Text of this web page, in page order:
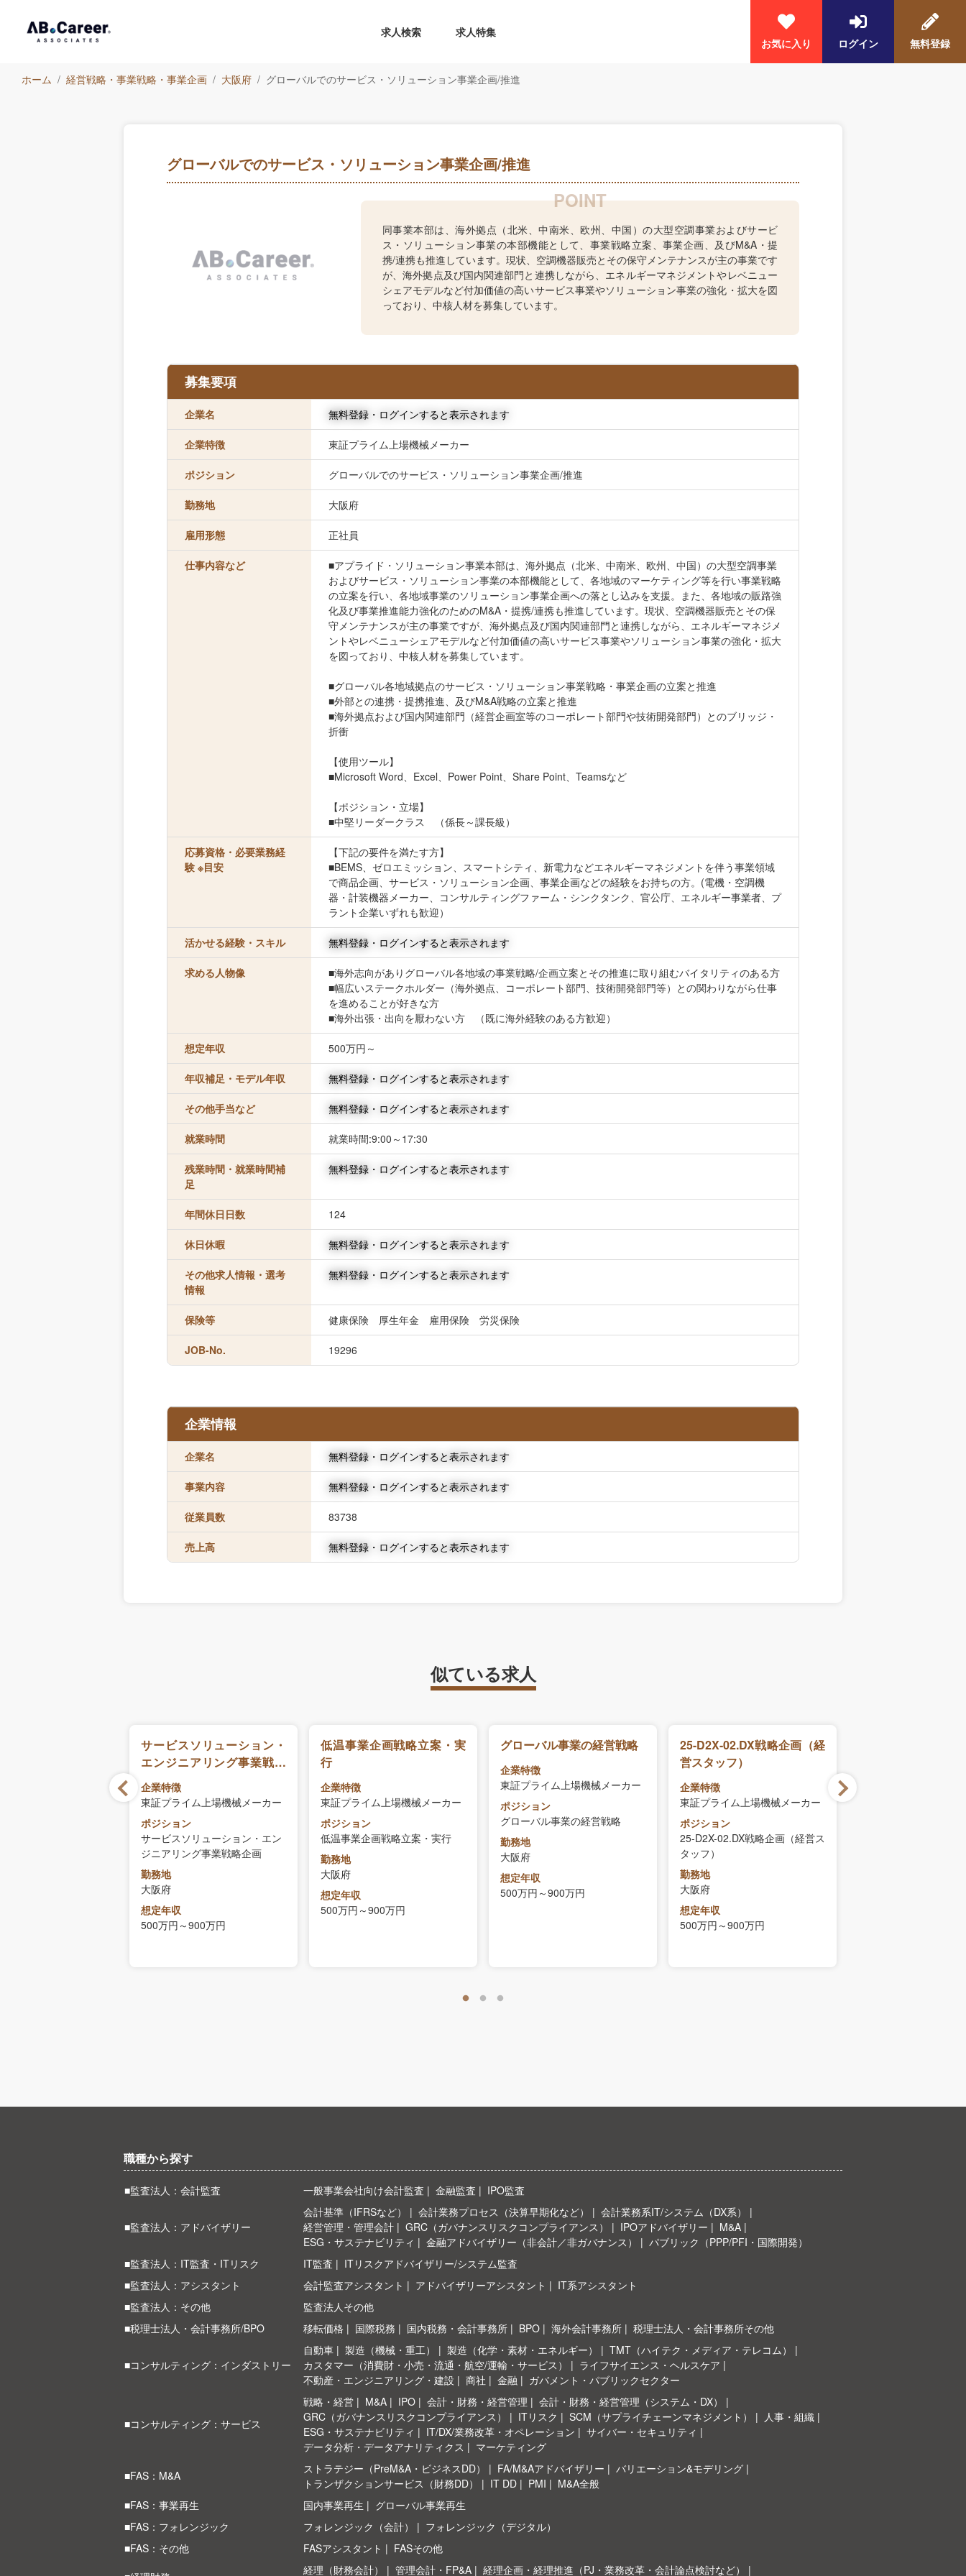
求人検索
求人特集
お気に入り
ログイン 無料登録
ホーム 経営戦略・事業戦略・事業企画 大阪府 グローバルでのサービス・ソリューション事業企画/推進
グローバルでのサービス・ソリューション事業企画/推進
同事業本部は、海外拠点（北米、中南米、欧州、中国）の大型空調事業およびサービ
ス・ソリューション事業の本部機能として、事業戦略立案、事業企画、及びM&A・提
携/連携も推進しています。現状、空調機器販売とその保守メンテナンスが主の事業です
が、海外拠点及び国内関連部門と連携しながら、エネルギーマネジメントやレベニュー
シェアモデルなど付加価値の高いサービス事業やソリューション事業の強化・拡大を図
っており、中核人材を募集しています。
募集要項
企業名 無料登録・ログインすると表示されます
企業特徴 東証プライム上場機械メーカー
ポジション グローバルでのサービス・ソリューション事業企画/推進
勤務地 大阪府
雇用形態 正社員
仕事内容など
■アプライド・ソリューション事業本部は、海外拠点（北米、中南米、欧州、中国）の大型空調事業
およびサービス・ソリューション事業の本部機能として、各地域のマーケティング等を行い事業戦略
の立案を行い、各地域事業のソリューション事業企画への落とし込みを支援。また、各地域の販路強
化及び事業推進能力強化のためのM&A・提携/連携も推進しています。現状、空調機器販売とその保
守メンテナンスが主の事業ですが、海外拠点及び国内関連部門と連携しながら、エネルギーマネジメ
ントやレベニューシェアモデルなど付加価値の高いサービス事業やソリューション事業の強化・拡大
を図っており、中核人材を募集しています。
■グローバル各地域拠点のサービス・ソリューション事業戦略・事業企画の立案と推進
■外部との連携・提携推進、及びM&A戦略の立案と推進
■海外拠点および国内関連部門（経営企画室等のコーポレート部門や技術開発部門）とのブリッジ・
折衝
【使用ツール】
■Microsoft Word、Excel、Power Point、Share Point、Teamsなど
【ポジション・立場】
■中堅リーダークラス （係長～課長級）
応募資格・必要業務経
験 ※目安
【下記の要件を満たす方】
■BEMS、ゼロエミッション、スマートシティ、新電力などエネルギーマネジメントを伴う事業領域
で商品企画、サービス・ソリューション企画、事業企画などの経験をお持ちの方。(電機・空調機
器・計装機器メーカー、コンサルティングファーム・シンクタンク、官公庁、エネルギー事業者、プ
ラント企業いずれも歓迎）
活かせる経験・スキル 無料登録・ログインすると表示されます
求める人物像
■海外志向がありグローバル各地域の事業戦略/企画立案とその推進に取り組むバイタリティのある方
■幅広いステークホルダー（海外拠点、コーポレート部門、技術開発部門等）との関わりながら仕事
を進めることが好きな方
■海外出張・出向を厭わない方 （既に海外経験のある方歓迎）
想定年収 500万円～
年収補足・モデル年収 無料登録・ログインすると表示されます
その他手当など 無料登録・ログインすると表示されます
就業時間 就業時間:9:00～17:30
残業時間・就業時間補
足
無料登録・ログインすると表示されます
年間休日日数 124
休日休暇 無料登録・ログインすると表示されます
その他求人情報・選考
情報
無料登録・ログインすると表示されます
保険等 健康保険 厚生年金 雇用保険 労災保険
JOB-No. 19296
企業情報
企業名 無料登録・ログインすると表示されます
事業内容 無料登録・ログインすると表示されます
従業員数 83738
売上高 無料登録・ログインすると表示されます
似ている求人
サービスソリューション・
エンジニアリング事業戦略
企画
企業特徴
東証プライム上場機械メーカー
ポジション
サービスソリューション・エン
ジニアリング事業戦略企画
勤務地
大阪府
想定年収
500万円～900万円
低温事業企画戦略立案・実
行
企業特徴
東証プライム上場機械メーカー
ポジション
低温事業企画戦略立案・実行
勤務地
大阪府
想定年収
500万円～900万円
グローバル事業の経営戦略
企業特徴
東証プライム上場機械メーカー
ポジション
グローバル事業の経営戦略
勤務地
大阪府
想定年収
500万円～900万円
25-D2X-02.DX戦略企画（経
営スタッフ）
企業特徴
東証プライム上場機械メーカー
ポジション
25-D2X-02.DX戦略企画（経営ス
タッフ）
勤務地
大阪府
想定年収
500万円～900万円
職種から探す
■監査法人：会計監査 一般事業会社向け会計監査 金融監査 IPO監査
■監査法人：アドバイザリー
会計基準（IFRSなど） 会計業務プロセス（決算早期化など）
会計業務系IT/システム（DX系）
経営管理・管理会計
GRC（ガバナンスリスクコンプライアンス） IPOアドバイザリー
M&A
ESG・サステナビリティ
金融アドバイザリー（非会計／非ガバナンス）
パブリック（PPP/PFI・国際開発）
■監査法人：IT監査・ITリスク
IT監査
ITリスクアドバイザリー/システム監査
■監査法人：アシスタント
会計監査アシスタント アドバイザリーアシスタント
IT系アシスタント
■監査法人：その他
監査法人その他
■税理士法人・会計事務所/BPO
移転価格 国際税務 国内税務・会計事務所 BPO 海外会計事務所 税理士法人・会計事務所その他
■コンサルティング：インダストリー
自動車 製造（機械・重工） 製造（化学・素材・エネルギー）
TMT（ハイテク・メディア・テレコム）
カスタマー（消費財・小売・流通・航空/運輸・サービス）
ライフサイエンス・ヘルスケア
不動産・エンジニアリング・建設
商社 金融 ガバメント・パブリックセクター
■コンサルティング：サービス
戦略・経営 M&A IPO 会計・財務・経営管理
会計・財務・経営管理（システム・DX）
GRC（ガバナンスリスクコンプライアンス）
ITリスク SCM（サプライチェーンマネジメント）
人事・組織
ESG・サステナビリティ
IT/DX/業務改革・オペレーション
サイバー・セキュリティ
データ分析・データアナリティクス
マーケティング
■FAS：M&A
ストラテジー（PreM&A・ビジネスDD） FA/M&Aアドバイザリー
バリエーション&モデリング
トランザクションサービス（財務DD）
IT DD PMI
M&A全般
■FAS：事業再生
国内事業再生
グローバル事業再生
■FAS：フォレンジック
フォレンジック（会計）
フォレンジック（デジタル）
■FAS：その他
FASアシスタント
FASその他
経理（財務会計） 管理会計・FP&A 経理企画・経理推進（PJ・業務改革・会計論点検討など）